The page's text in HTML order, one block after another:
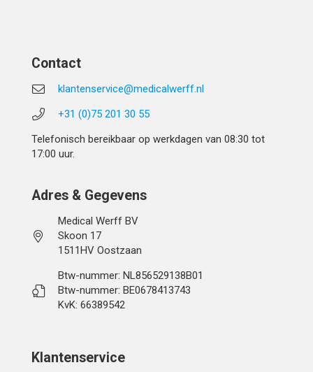
Contact
klantenservice@medicalwerff.nl
+31 (0)75 201 30 55
Telefonisch bereikbaar op werkdagen van 08:30 tot
17:00 uur.
Adres & Gegevens
Medical Werff BV
Skoon 17
1511HV Oostzaan
Btw-nummer: NL856529138B01
Btw-nummer: BE0678413743
KvK: 66389542
Klantenservice